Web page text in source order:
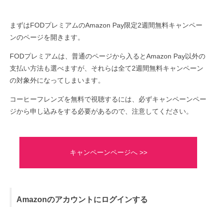
まずはFODプレミアムのAmazon Pay限定2週間無料キャンペー
ンのページを開きます。
FODプレミアムは、普通のページから入るとAmazon Pay以外の
支払い方法も選べますが、それらは全て2週間無料キャンペーン
の対象外になってしまいます。
コーヒーフレンズを無料で視聴するには、必ずキャンペーンペー
ジから申し込みをする必要があるので、注意してください。
キャンペーンページへ >>
Amazonのアカウントにログインする